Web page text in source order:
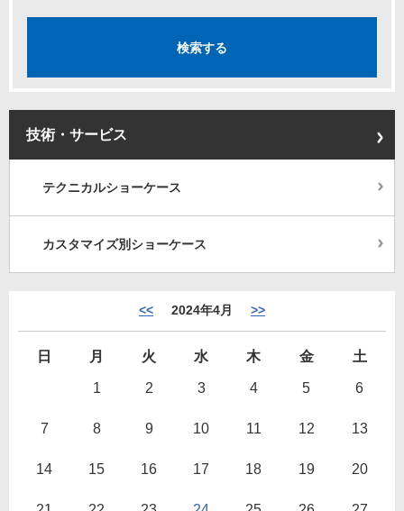
技術・サービス
テクニカルショーケース
カスタマイズ別ショーケース
<< 2024年4月 >>
日 月 火 水 木 金
土
1
2 3 4 5 6
7 8 9 10 11 12 13
14 15 16 17 18 19 20